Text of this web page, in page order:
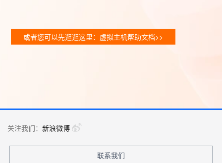
或者您可以先逛逛这里：虚拟主机帮助文档>>